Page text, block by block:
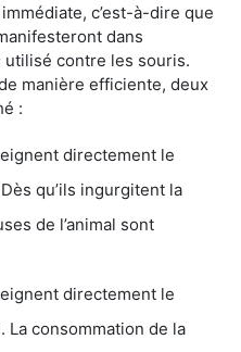
c’est-à-dire que
dans
utilisé contre les souris.
manière efficiente, deux
:
directement le
qu’ils ingurgitent la
de l’animal sont
directement le
La consommation de la